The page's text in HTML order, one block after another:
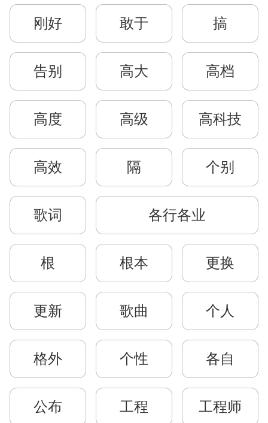
刚好 敢于 搞
告别 高大 高档
高度 高级 高科技
高效 隔 个别
歌词 各行各业
根 根本 更换
更新 歌曲 个人
格外 个性 各自
公布 工程 工程师